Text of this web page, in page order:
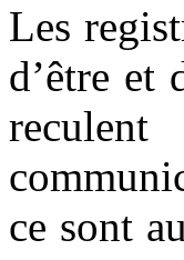
Les
d’être et
ce sont